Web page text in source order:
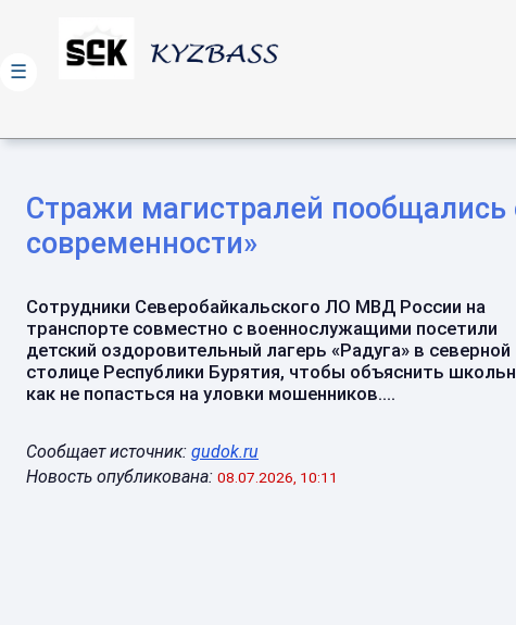
Стражи магистралей
современности»
Сотрудники Северобайкальского ЛО МВД России на
транспорте совместно с военнослужащими посетили
детский оздоровительный лагерь «Радуга» в северной
столице Республики Бурятия, чтобы объяснить
как не попасться на уловки мошенников....
Сообщает источник: gudok.ru
Новость опубликована: 08.07.2026, 10:11
☰